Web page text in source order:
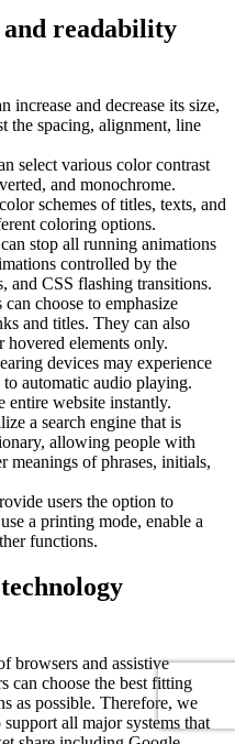
readability
increase and decrease its size,
the spacing, alignment, line
select various color contrast
and monochrome.
schemes of titles, texts, and
coloring options.
stop all running animations
controlled by the
and CSS flashing transitions.
can choose to emphasize
and titles. They can also
elements only.
devices may experience
to automatic audio playing.
entire website instantly.
a search engine that is
allowing people with
meanings of phrases, initials,
users the option to
a printing mode, enable a
functions.
browsers and assistive
can choose the best fitting
as possible. Therefore, we
all major systems that